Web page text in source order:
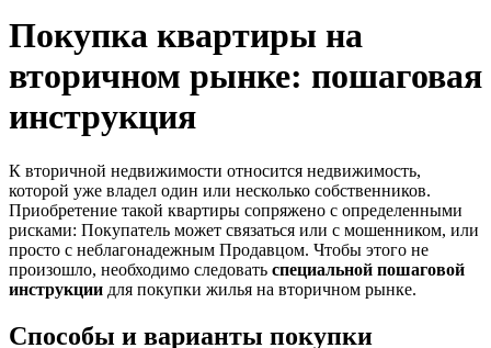
Покупка квартиры на
вторичном рынке: пошаговая
инструкция
К вторичной недвижимости относится недвижимость,
которой уже владел один или несколько собственников.
Приобретение такой квартиры сопряжено с определенными
рисками: Покупатель может связаться или с мошенником, или
просто с неблагонадежным Продавцом. Чтобы этого не
произошло, необходимо следовать специальной пошаговой
инструкции для покупки жилья на вторичном рынке.
Способы и варианты покупки